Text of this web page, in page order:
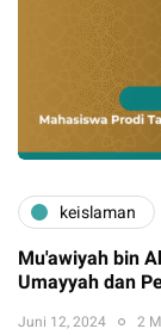
keislaman
Mu'awiyah bin
Umayyah dan
Juni 12, 2024 2